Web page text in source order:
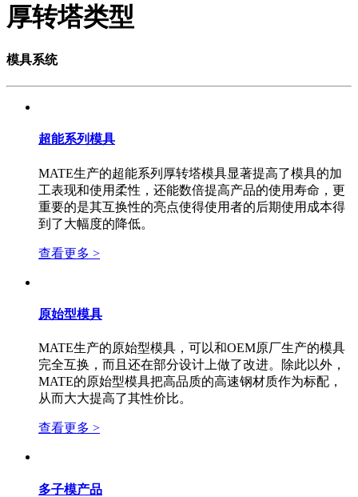
类
型
厚转塔类型
模具系统
超能系列模具
MATE生产的超能系列厚转塔模具显著提高了模具的加
工表现和使用柔性，还能数倍提高产品的使用寿命，更
重要的是其互换性的亮点使得使用者的后期使用成本得
到了大幅度的降低。
查看更多 >
原始型模具
MATE生产的原始型模具，可以和OEM原厂生产的模具
完全互换，而且还在部分设计上做了改进。除此以外，
MATE的原始型模具把高品质的高速钢材质作为标配，
从而大大提高了其性价比。
查看更多 >
多子模产品